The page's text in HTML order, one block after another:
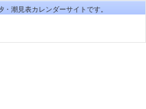
潮見表カレンダーサイトです。